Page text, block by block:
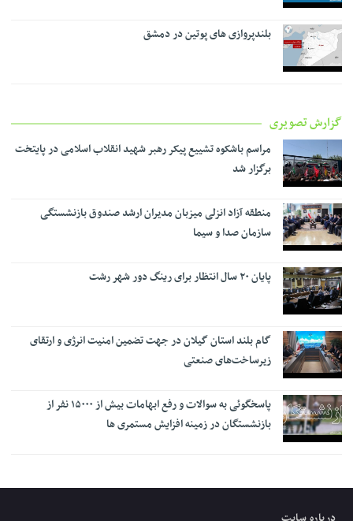
بلندپروازی های پوتین در دمشق
گزارش تصویری
مراسم باشکوه تشییع پیکر رهبر شهید انقلاب اسلامی در پایتخت
برگزار شد
منطقه آزاد انزلی میزبان مدیران ارشد صندوق بازنشستگی
سازمان صدا و سیما
پایان ۲۰ سال انتظار برای رینگ دور شهر رشت
گام بلند استان گیلان در جهت تضمین امنیت انرژی و ارتقای
زیرساخت‌های صنعتی
پاسخگوئی به سوالات و رفع ابهامات بیش از ۱۵۰۰۰ نفر از
بازنشستگان در زمینه افزایش مستمری ها